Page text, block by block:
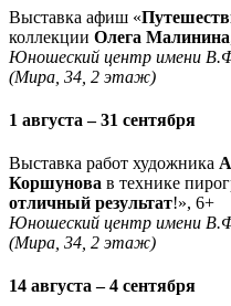
Выставка афиш «
коллекции Олега Малинина
Юношеский центр имени
(Мира, 34, 2 этаж)
1 августа – 31 сентября
Выставка работ художника
Коршунова в технике
отличный результат!», 6+
Юношеский центр имени
(Мира, 34, 2 этаж)
14 августа – 4 сентября